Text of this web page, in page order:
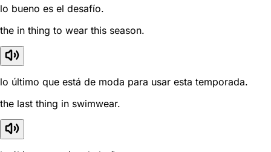
lo bueno es el desafío.
the in thing to wear this season.
lo último que está de moda para usar esta temporada.
the last thing in swimwear.